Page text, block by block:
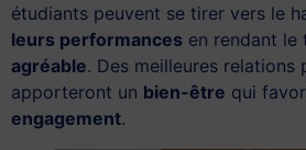
étudiants peuvent se tirer vers le
leurs performances en rendant le
agréable. Des meilleures relations
apporteront un bien-être qui
engagement.